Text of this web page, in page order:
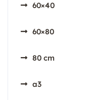
60×40
60×80
80 cm
a3